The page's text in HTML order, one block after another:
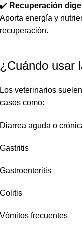
✔️ Recuperación
Aporta energía y
recuperación.
¿Cuándo usar
Los veterinarios
casos como:
Diarrea aguda o
Gastritis
Gastroenteritis
Colitis
Vómitos frecuentes